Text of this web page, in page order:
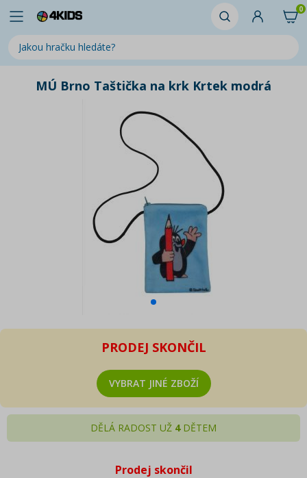
0
MÚ Brno Taštička na krk Krtek modrá
PRODEJ SKONČIL
VYBRAT JINÉ ZBOŽÍ
DĚLÁ RADOST UŽ 4DĚTEM
Prodej skončil